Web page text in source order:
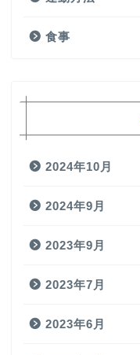
食事
2024年10月
2024年9月
2023年9月
2023年7月
2023年6月